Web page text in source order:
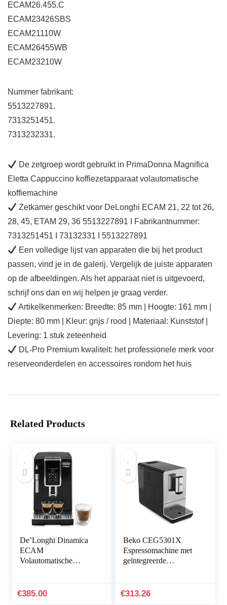
ECAM26.455.C
ECAM23426SBS
ECAM21110W
ECAM26455WB
ECAM23210W
Nummer fabrikant:
5513227891.
7313251451.
7313232331.
De zetgroep wordt gebruikt in PrimaDonna Magnifica
Eletta Cappuccino koffiezetapparaat volautomatische
koffiemachine
Zetkamer geschikt voor DeLonghi ECAM 21, 22 tot 26,
28, 45, ETAM 29, 36 5513227891 I Fabrikantnummer:
7313251451 I 73132331 I 5513227891
Een volledige lijst van apparaten die bij het product
passen, vind je in de galerij. Vergelijk de juiste apparaten
op de afbeeldingen. Als het apparaat niet is uitgevoerd,
schrijf ons dan en wij helpen je graag verder.
Artikelkenmerken: Breedte: 85 mm | Hoogte: 161 mm |
Diepte: 80 mm | Kleur: grijs / rood | Materiaal: Kunststof |
Levering: 1 stuk zeteenheid
DL-Pro Premium kwaliteit: het professionele merk voor
reserveonderdelen en accessoires rondom het huis
Related Products
De’Longhi Dinamica
ECAM
Volautomatische
Kops Functie, Zwart
€385.00
Beko CEG5301X
Espressomachine met
geïntegreerde
€313.26